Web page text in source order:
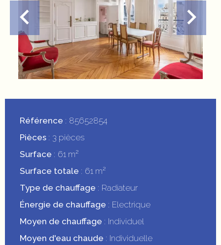
Référence
85652854
Pièces
3 pièces
Surface
61 m²
Surface totale
61 m²
Type de chauffage
Radiateur
Énergie de chauffage
Electrique
Moyen de chauffage
Individuel
Moyen d'eau chaude
Individuelle